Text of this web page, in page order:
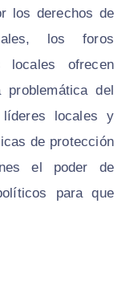
los derechos de
los foros
locales ofrecen
problemática del
locales y
de protección
el poder de
para que